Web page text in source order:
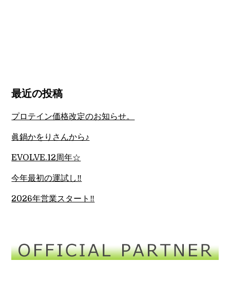
最近の投稿
プロテイン価格改定のお知らせ。
眞鍋かをりさんから♪
EVOLVE.12周年☆
今年最初の運試し‼︎
2026年営業スタート‼︎